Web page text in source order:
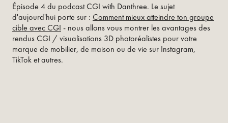
Épisode 4 du podcast CGI with Danthree. Le sujet
d'aujourd'hui porte sur : Comment mieux atteindre ton groupe
cible avec CGI - nous allons vous montrer les avantages des
rendus CGI / visualisations 3D photoréalistes pour votre
marque de mobilier, de maison ou de vie sur Instagram,
TikTok et autres.